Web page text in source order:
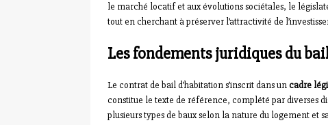
le marché locatif et aux évolutions sociétales, le
tout en cherchant à préserver l’attractivité de
Les fondements juridiques du
Le contrat de bail d’habitation s’inscrit dans uncadre
constitue le texte de référence, complété par diverses
plusieurs types de baux selon la nature du logement et